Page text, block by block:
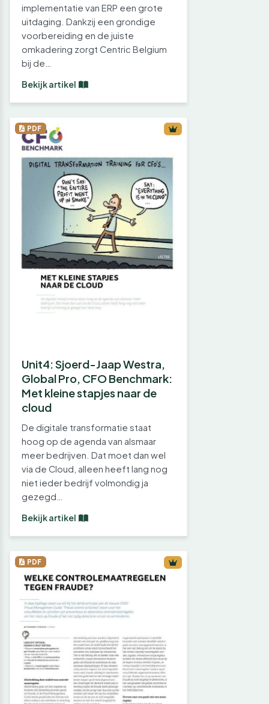
implementatie van ERP een grote
uitdaging. Dankzij een grondige
voorbereiding en de juiste
omkadering zorgt Centric Belgium
bij de…
Bekijk artikel
PDF
Unit4: Sjoerd-Jaap Westra,
Global Pro, CFO Benchmark:
Met kleine stapjes naar de
cloud
De digitale transformatie staat
hoog op de agenda van alsmaar
meer bedrijven. Dat moet dan wel
via de Cloud, alleen heeft lang nog
niet ieder bedrijf volmondig ja
gezegd…
Bekijk artikel
PDF